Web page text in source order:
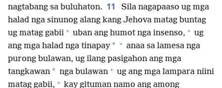
nagtabang sa buluhaton. 11
Sila nagapaaso ug mga
halad nga sinunog alang kang Jehova matag buntag
ug matag gabii + uban ang humot nga insenso, + ug
ang mga halad nga tinapay * + anaa sa lamesa nga
purong bulawan, ug ilang pasigahon ang mga
tangkawan * nga bulawan + ug ang mga lampara niini
matag gabii, + kay gituman namo ang among